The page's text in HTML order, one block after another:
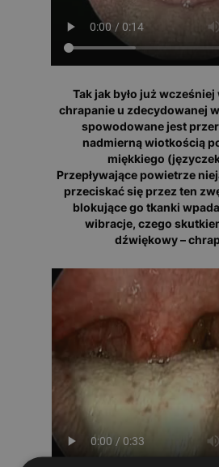
Tak jak było już
chrapanie u zdecydowanej
spowodowane jest
nadmierną wiotkością
miękkiego
Przepływające powietrze
przeciskać się przez ten
blokujące go tkanki
wibracje, czego
dźwiękowy –